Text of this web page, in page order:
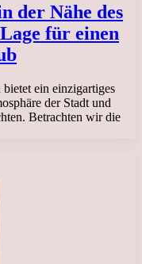
der Nähe des
für einen
ein einzigartiges
der Stadt und
Betrachten wir die